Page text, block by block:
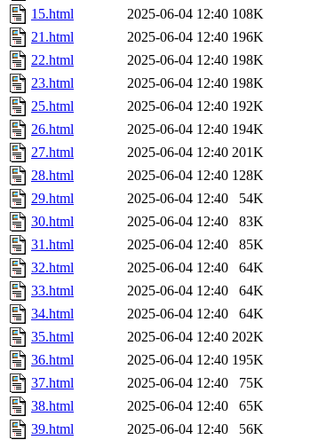
15.html
2025-06-04 12:40 108K
21.html
2025-06-04 12:40 196K
22.html
2025-06-04 12:40 198K
23.html
2025-06-04 12:40 198K
25.html
2025-06-04 12:40 192K
26.html
2025-06-04 12:40 194K
27.html
2025-06-04 12:40 201K
28.html
2025-06-04 12:40 128K
29.html
2025-06-04 12:40
54K
30.html
2025-06-04 12:40
83K
31.html
2025-06-04 12:40
85K
32.html
2025-06-04 12:40
64K
33.html
2025-06-04 12:40
64K
34.html
2025-06-04 12:40
64K
35.html
2025-06-04 12:40 202K
36.html
2025-06-04 12:40 195K
37.html
2025-06-04 12:40
75K
38.html
2025-06-04 12:40
65K
39.html
2025-06-04 12:40
56K